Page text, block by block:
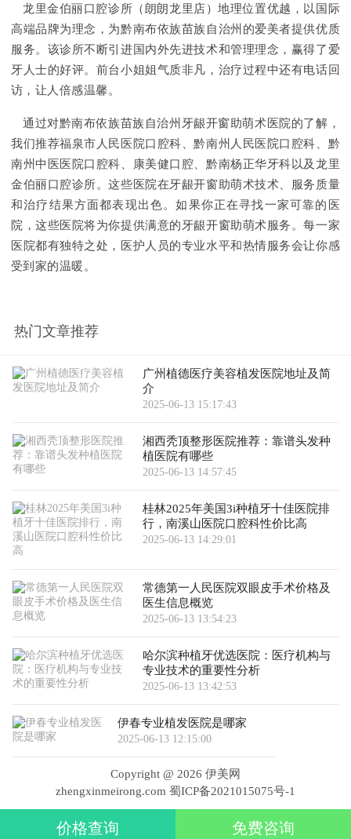
龙里金伯丽口腔诊所（朗朗龙里店）地理位置优越，以国际
高端品牌为理念，为黔南布依族苗族自治州的爱美者提供优质
服务。该诊所不断引进国内外先进技术和管理理念，赢得了爱
牙人士的好评。前台小姐姐气质非凡，治疗过程中还有电话回
访，让人倍感温馨。
通过对黔南布依族苗族自治州牙龈开窗助萌术医院的了解，
我们推荐福泉市人民医院口腔科、黔南州人民医院口腔科、黔
南州中医医院口腔科、康美健口腔、黔南杨正华牙科以及龙里
金伯丽口腔诊所。这些医院在牙龈开窗助萌术技术、服务质量
和治疗结果方面都表现出色。如果你正在寻找一家可靠的医
院，这些医院将为你提供满意的牙龈开窗助萌术服务。每一家
医院都有独特之处，医护人员的专业水平和热情服务会让你感
受到家的温暖。
热门文章推荐
广州植德医疗美容植发医院地址及简
介
2025-06-13 15:17:43
湘西秃顶整形医院推荐：靠谱头发种
植医院有哪些
2025-06-13 14:57:45
桂林2025年美国3i种植牙十佳医院排
行，南溪山医院口腔科性价比高
2025-06-13 14:29:01
常德第一人民医院双眼皮手术价格及
医生信息概览
2025-06-13 13:54:23
哈尔滨种植牙优选医院：医疗机构与
专业技术的重要性分析
2025-06-13 13:42:53
伊春专业植发医院是哪家
2025-06-13 12:15:00
Copyright @ 2026 伊美网
zhengxinmeirong.com 蜀ICP备2021015075号-1
价格查询 免费咨询